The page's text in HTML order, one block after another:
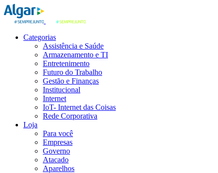
Categorias
Assistência e Saúde
Armazenamento e TI
Entretenimento
Futuro do Trabalho
Gestão e Finanças
Institucional
Internet
IoT- Internet das Coisas
Rede Corporativa
Loja
Para você
Empresas
Governo
Atacado
Aparelhos